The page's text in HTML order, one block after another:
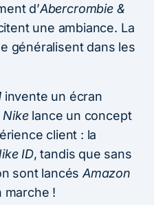
d’Abercrombie &
une ambiance. La
généralisent dans les
invente un écran
Nikelance un concept
client : la
ID, tandis que sans
sont lancés Amazon
!